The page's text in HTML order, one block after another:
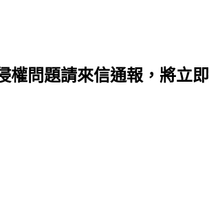
權問題請來信通報，將立